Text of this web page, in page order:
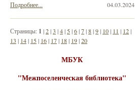
04.03.2024
Подробнее...
Страницы: 1 |2|3 |4| 5|6|7|8|9| 10| 11 | 12|
13 | 14| 15| 16| 17| 18| 19|20
МБУК
"Межпоселенческая библиотека"